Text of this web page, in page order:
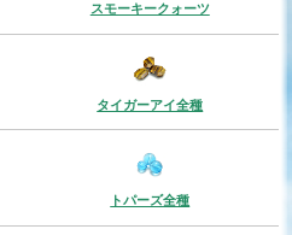
スモーキークォーツ
タイガーアイ全種
トパーズ全種